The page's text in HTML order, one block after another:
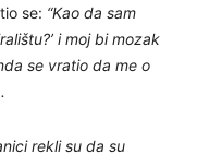
se: “Kao da sam
i moj bi mozak
se vratio da me o
rekli su da su